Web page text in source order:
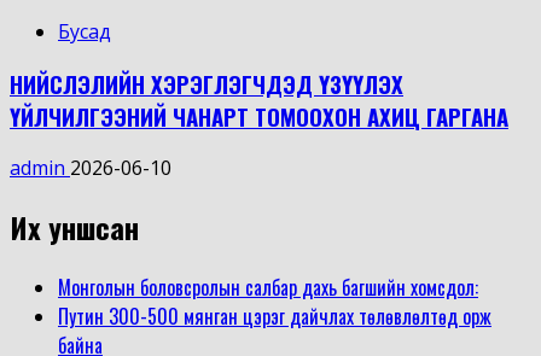
Бусад
НИЙСЛЭЛИЙН ХЭРЭГЛЭГЧДЭД ҮЗҮҮЛЭХ
ҮЙЛЧИЛГЭЭНИЙ ЧАНАРТ ТОМООХОН АХИЦ ГАРГАНА
admin 2026-06-10
Их уншсан
Монголын боловсролын салбар дахь багшийн хомсдол:
Путин 300-500 мянган цэрэг дайчлах төлөвлөлтөд орж
байна